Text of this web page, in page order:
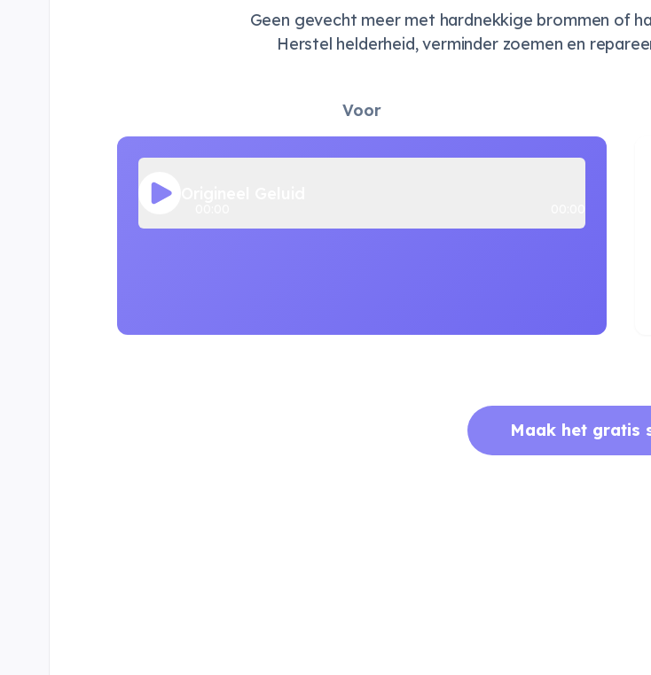
Geen gevecht meer met hardnekkige brommen of
Herstel helderheid, verminder zoemen en
Voor
Maak het gratis